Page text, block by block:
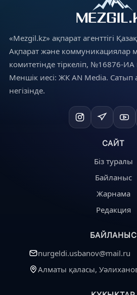
«Mezgil.kz» ақпарат агенттігі
Ақпарат және коммуникациялар
комитетінде тіркеліп, №16876-ИА
Меншік иесі: ЖК AN Media. Сатып
негізінде.
САЙТ
Біз туралы
Байланыс
Жарнама
Редакция
БАЙЛАНЫС
nurgeldi.usbanov@mail.ru
Алматы қаласы,